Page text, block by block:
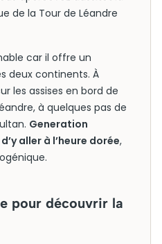
de la Tour de Léandre
car il offre un
deux continents. À
les assises en bord de
à quelques pas de
Generation
aller à l’heure dorée,
pour découvrir la